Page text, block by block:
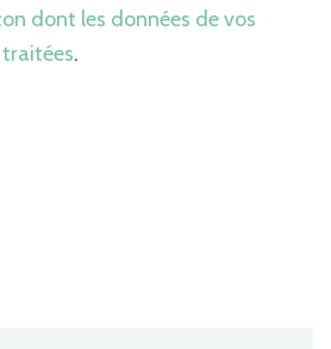
dont les données de vos
.